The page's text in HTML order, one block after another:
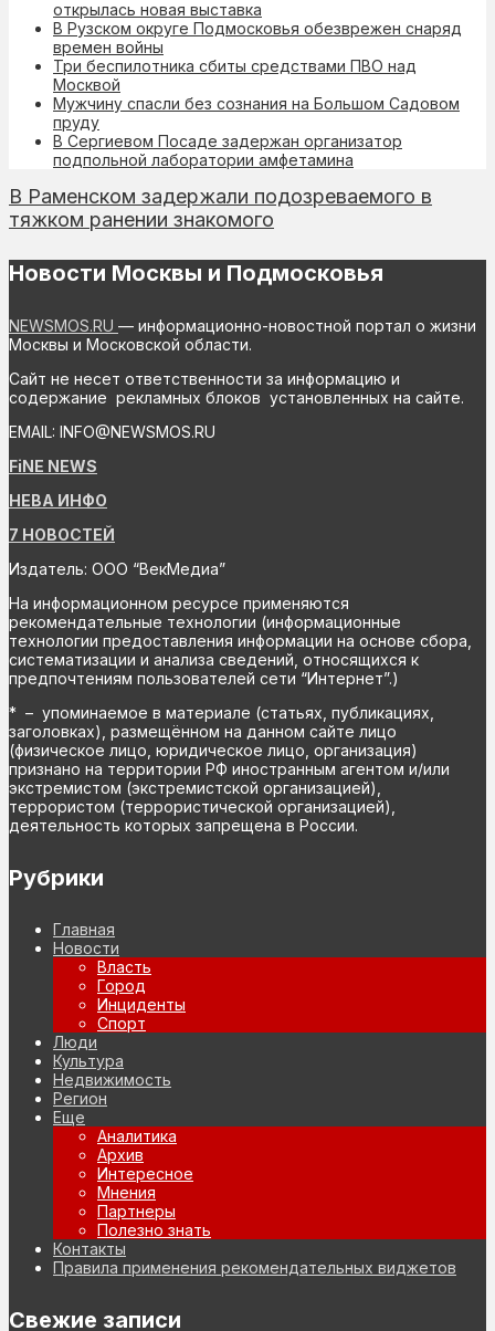
открылась новая выставка
В Рузском округе Подмосковья обезврежен снаряд
времен войны
Три беспилотника сбиты средствами ПВО над
Москвой
Мужчину спасли без сознания на Большом Садовом
пруду
В Сергиевом Посаде задержан организатор
подпольной лаборатории амфетамина
В Раменском задержали подозреваемого в
тяжком ранении знакомого
Новости Москвы и Подмосковья
NEWSMOS.RU — информационно-новостной портал о жизни
Москвы и Московской области.
Сайт не несет ответственности за информацию и
содержание рекламных блоков установленных на сайте.
EMAIL: INFO@NEWSMOS.RU
FiNE NEWS
НЕВА ИНФО
7 НОВОСТЕЙ
Издатель: ООО “ВекМедиа”
На информационном ресурсе применяются
рекомендательные технологии (информационные
технологии предоставления информации на основе сбора,
систематизации и анализа сведений, относящихся к
предпочтениям пользователей сети “Интернет”.)
* – упоминаемое в материале (статьях, публикациях,
заголовках), размещённом на данном сайте лицо
(физическое лицо, юридическое лицо, организация)
признано на территории РФ иностранным агентом и/или
экстремистом (экстремистской организацией),
террористом (террористической организацией),
деятельность которых запрещена в России.
Рубрики
Главная
Новости
Власть
Город
Инциденты
Спорт
Люди
Культура
Недвижимость
Регион
Еще
Аналитика
Архив
Интересное
Мнения
Партнеры
Полезно знать
Контакты
Правила применения рекомендательных виджетов
Свежие записи